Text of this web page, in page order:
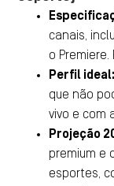
canais,
o Premiere.
Perfil ideal:
que não
vivo e com
Projeção
premium e
esportes,